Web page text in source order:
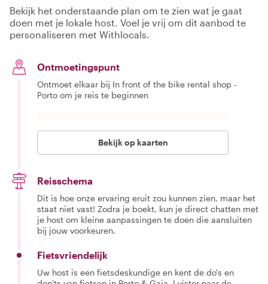
Bekijk het onderstaande plan om te zien wat je gaat
doen met je lokale host. Voel je vrij om dit aanbod te
personaliseren met Withlocals.
Ontmoetingspunt
Ontmoet elkaar bij In front of the bike rental shop -
Porto om je reis te beginnen
Bekijk op kaarten
Reisschema
Dit is hoe onze ervaring eruit zou kunnen zien, maar het
staat niet vast! Zodra je boekt, kun je direct chatten met
je host om kleine aanpassingen te doen die aansluiten
bij jouw voorkeuren.
Fietsvriendelijk
Uw host is een fietsdeskundige en kent de do's en